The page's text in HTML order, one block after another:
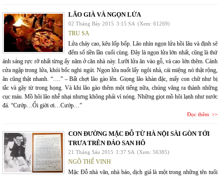
LÃO GIÀ VÀ NGỌN LỬA
02 Tháng Bảy 2015 3:15 SA (Xem: 61269)
TRU SA
Lửa cháy cao, kêu lốp bốp. Lão nhìn ngọn lửa hồi lâu và định sẽ
đếm số tiền lần cuối cùng. Đây là ngọn lửa lớn nhất, cũng là thứ
ánh sáng rực rỡ nhất từng ấy năm ở căn nhà này. Lưỡi lửa ăn vào gỗ, và cao lớn thêm. Cánh
cửa ngập trong lửa, khói bốc nghi ngút. Ngọn lửa nuốt lấy ngôi nhà, cái miệng nó thật rộng,
ăn cũng thật nhanh. “….” – Bất chợt lão gào lên. Giọng lão khàn đặc, mấy con chữ như bị
tắc và gãy từ trong họng. Và khi lão gào thêm một tiếng nữa, chúng văng ra thành những
cục máu. Mồ hôi lão nhễ nhại nhưng không phải vì nóng. Những giọt mồ hôi lạnh như nước
đá. “Cướp…Ối giời ơi…Cướp…”
Đọc thêm
CON ĐƯỜNG MẶC ĐỖ TỪ HÀ NỘI SÀI GÒN TỚI
TRƯA TRÊN ĐẢO SAN HÔ
21 Tháng Sáu 2015 1:37 SA (Xem: 56385)
NGÔ THẾ VINH
Mặc Đỗ nhà văn, nhà báo, dịch giả là một trong những tên tuổi